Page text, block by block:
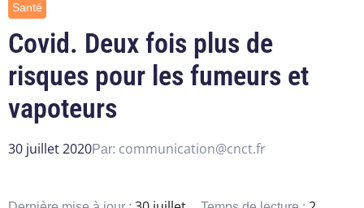
Santé
Covid. Deux fois plus de
risques pour les fumeurs et
vapoteurs
30 juillet 2020Par: communication@cnct.fr